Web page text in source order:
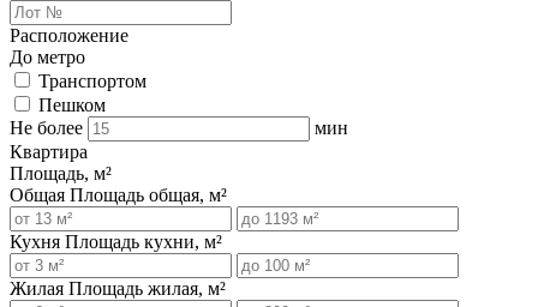
Расположение
До метро
Транспортом
Пешком
Не более
мин
Квартира
Площадь, м²
Общая Площадь общая, м²
Кухня Площадь кухни, м²
Жилая Площадь жилая, м²